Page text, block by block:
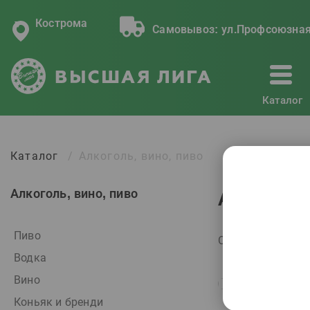
Кострома
Самовывоз:
Каталог
Каталог Алкоголь, вино, пиво
Алкоголь, вино, пиво
Пиво
Водка
Вино
Коньяк и бренди
Сортировать по: